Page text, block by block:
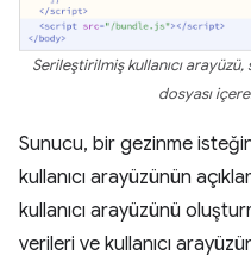
Serileştirilmiş kullanıcı
dosyası
Sunucu, bir gezinme
kullanıcı arayüzünün
kullanıcı arayüzünü
verileri ve kullanıcı